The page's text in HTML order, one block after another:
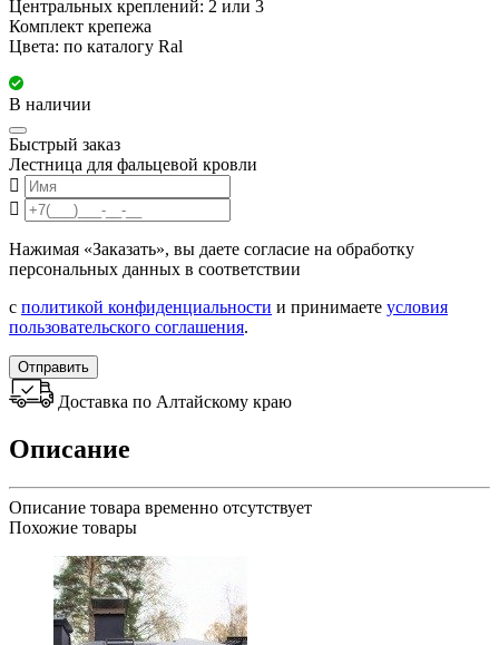
Центральных креплений: 2 или 3
Комплект крепежа
Цвета: по каталогу Ral
В наличии
Быстрый заказ
Лестница для фальцевой кровли
Нажимая «Заказать», вы даете согласие на обработку
персональных данных в соответствии
с политикой конфиденциальности и принимаете условия
пользовательского соглашения.
Отправить
Доставка по Алтайскому краю
Описание
Описание товара временно отсутствует
Похожие товары